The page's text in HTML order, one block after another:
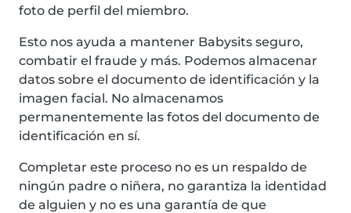
foto de perfil del miembro.
Esto nos ayuda a mantener Babysits seguro,
combatir el fraude y más. Podemos almacenar
datos sobre el documento de identificación y la
imagen facial. No almacenamos
permanentemente las fotos del documento de
identificación en sí.
Completar este proceso no es un respaldo de
ningún padre o niñera, no garantiza la identidad
de alguien y no es una garantía de que